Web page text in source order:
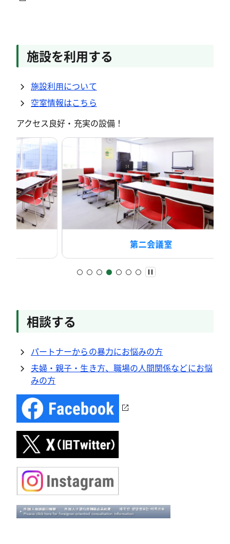
施設を利用する
施設利用について
空室情報はこちら
アクセス良好・充実の設備！
第二会議室
相談する
パートナーからの暴力にお悩みの方
夫婦・親子・生き方、職場の人間関係などにお悩
みの方